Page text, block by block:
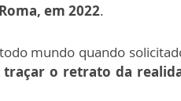
Roma, em 2022.
mundo quando
traçar o retrato da